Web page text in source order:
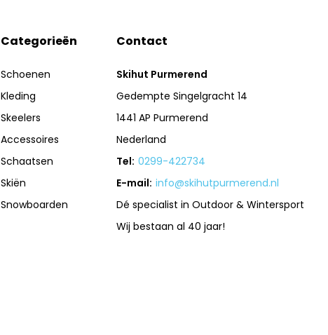
Categorieën
Schoenen
Kleding
Skeelers
Accessoires
Schaatsen
Skiën
Snowboarden
Contact
Skihut Purmerend
Gedempte Singelgracht 14
1441 AP Purmerend
Nederland
Tel: 0299-422734
E-mail: info@skihutpurmerend.nl
Dé specialist in Outdoor & Wintersport
Wij bestaan al 40 jaar!